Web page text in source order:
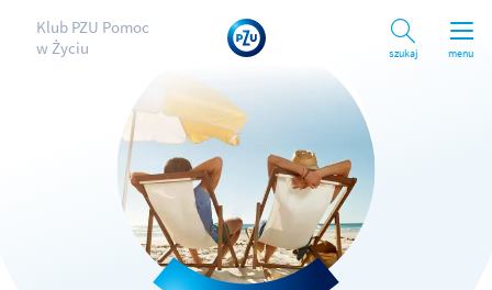
menu
Klub PZU Pomoc
w Życiu
Szukaj